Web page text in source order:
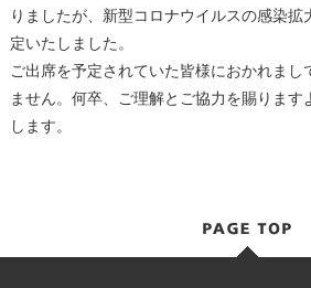
りましたが、新型コロナウイルスの感染
定いたしました。
ご出席を予定されていた皆様におかれまし
ません。何卒、ご理解とご協力を賜ります
します。